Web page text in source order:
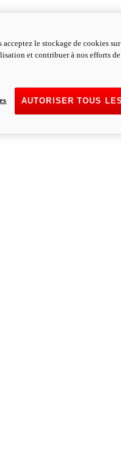
le stockage de cookies
et contribuer à nos efforts
AUTORISER TOUS